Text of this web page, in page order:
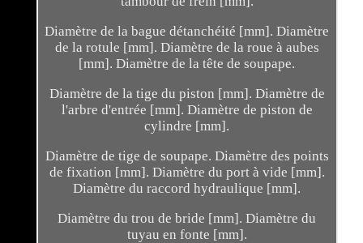
Diamètre de la bague détanchéité [mm]. Diamètre
de la rotule [mm]. Diamètre de la roue à aubes
[mm]. Diamètre de la tête de soupape.
Diamètre de la tige du piston [mm]. Diamètre de
l'arbre d'entrée [mm]. Diamètre de piston de
cylindre [mm].
Diamètre de tige de soupape. Diamètre des points
de fixation [mm]. Diamètre du port à vide [mm].
Diamètre du raccord hydraulique [mm].
Diamètre du trou de bride [mm]. Diamètre du
tuyau en fonte [mm].